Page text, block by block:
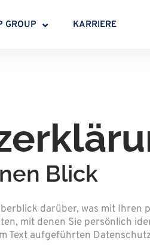
GROUP KARRIERE
Blick
darüber, was mit Ihren
mit denen Sie persönlich
Text aufgeführten